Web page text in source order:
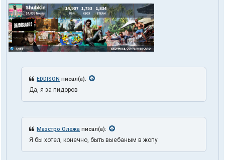
EDDISON писал(а):
Да, я за пидоров
Маэстро Олежа писал(а):
Я бы хотел, конечно, быть выебаным в жопу